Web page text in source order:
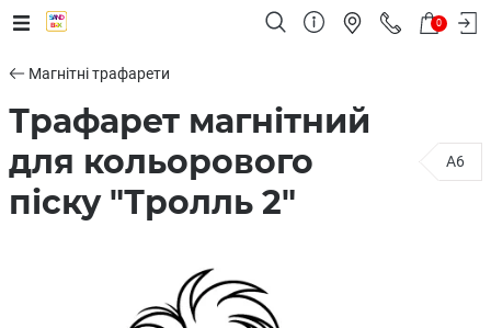
0
Магнітні трафарети
Трафарет магнітний
для кольорового
піску "Тролль 2"
A6